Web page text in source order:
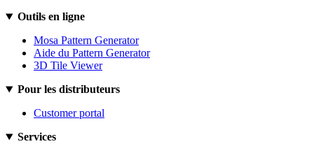
Outils en ligne
Mosa Pattern Generator
Aide du Pattern Generator
3D Tile Viewer
Pour les distributeurs
Customer portal
Services